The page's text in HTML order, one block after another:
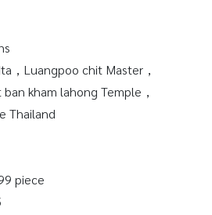
，Luangpoo chit Master，
kham lahong Temple，
Thailand
piece